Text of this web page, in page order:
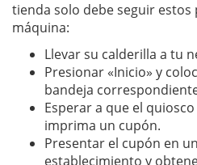
tienda solo debe seguir estos
máquina:
Llevar su calderilla a tu
Presionar «Inicio» y
bandeja
Esperar a que el
imprima un cupón.
Presentar el cupón en
establecimiento y